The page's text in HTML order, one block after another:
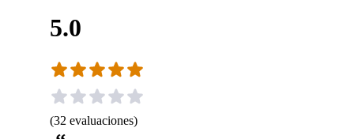
5.0
(32 evaluaciones)